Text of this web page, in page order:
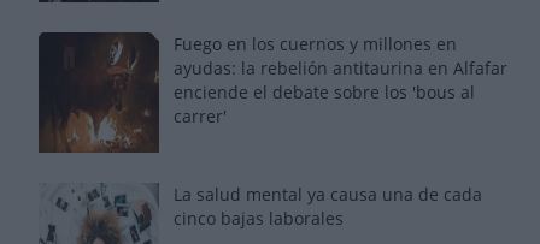
Fuego en los cuernos y millones en
ayudas: la rebelión antitaurina en Alfafar
enciende el debate sobre los 'bous al
carrer'
La salud mental ya causa una de cada
cinco bajas laborales